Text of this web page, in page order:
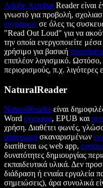
Adobe Acrobat Reader είναι
γνωστό για προβολή,
εγγράφων σε όλες τις
"Read Out Loud" για να
την οποία ενεργοποιείτε
χρήσιμο για βασική
επιπλέον λογισμικό.
περιορισμούς, π.χ. λιγότερες
NaturalReader
NaturalReaderείναι
Word έγγραφα, EPUB και
χρήση. Διαθέτει φωνές,
ανάγνωση σκαναρισμένων
διατίθεται ως web app,
δυνατότητες δημιουργίας
εκπαιδευτικά υλικά. Δεν
διάδραση ή ενιαία εργαλεία
σημειώσεις), άρα συνολικά